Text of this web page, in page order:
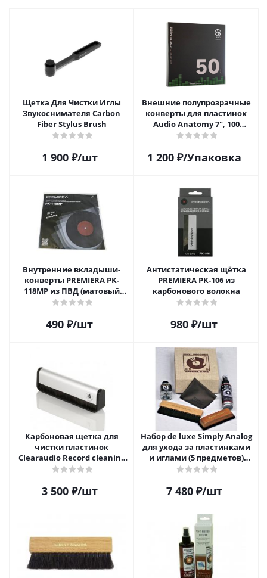
Щетка Для Чистки Иглы
Звукоснимателя Carbon
Fiber Stylus Brush
1 900₽/шт
Внешние полупрозрачные
конверты для пластинок
Audio Anatomy 7", 100
микрон, полиэтилен (50 шт)
1 200₽/Упаковка
Внутренние вкладыши-
конверты PREMIERA PK-
118MP из ПВД (матовый
пластик) для 12" виниловых
490 ₽/шт
Антистатическая щётка
PREMIERA PK-106 из
карбонового волокна
980 ₽/шт
Карбоновая щетка для
чистки пластинок
Clearaudio Record cleaning
brush
3 500₽/шт
Набор de luxe Simply Analog
для ухода за пластинками
и иглами (5 предметов)
SAVC005
7 480₽/шт